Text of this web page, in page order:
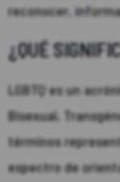
reconocer,
¿QUÉ
LGBTQ es un
Bisexual,
términos
espectro de